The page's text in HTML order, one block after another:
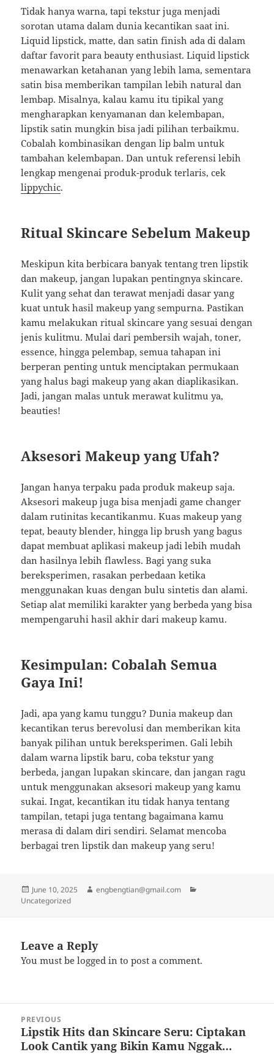
Tidak hanya warna, tapi tekstur juga menjadi
sorotan utama dalam dunia kecantikan saat ini.
Liquid lipstick, matte, dan satin finish ada di dalam
daftar favorit para beauty enthusiast. Liquid lipstick
menawarkan ketahanan yang lebih lama, sementara
satin bisa memberikan tampilan lebih natural dan
lembap. Misalnya, kalau kamu itu tipikal yang
mengharapkan kenyamanan dan kelembapan,
lipstik satin mungkin bisa jadi pilihan terbaikmu.
Cobalah kombinasikan dengan lip balm untuk
tambahan kelembapan. Dan untuk referensi lebih
lengkap mengenai produk-produk terlaris, cek
lippychic.
Ritual Skincare Sebelum Makeup
Meskipun kita berbicara banyak tentang tren lipstik
dan makeup, jangan lupakan pentingnya skincare.
Kulit yang sehat dan terawat menjadi dasar yang
kuat untuk hasil makeup yang sempurna. Pastikan
kamu melakukan ritual skincare yang sesuai dengan
jenis kulitmu. Mulai dari pembersih wajah, toner,
essence, hingga pelembap, semua tahapan ini
berperan penting untuk menciptakan permukaan
yang halus bagi makeup yang akan diaplikasikan.
Jadi, jangan malas untuk merawat kulitmu ya,
beauties!
Aksesori Makeup yang Ufah?
Jangan hanya terpaku pada produk makeup saja.
Aksesori makeup juga bisa menjadi game changer
dalam rutinitas kecantikanmu. Kuas makeup yang
tepat, beauty blender, hingga lip brush yang bagus
dapat membuat aplikasi makeup jadi lebih mudah
dan hasilnya lebih flawless. Bagi yang suka
bereksperimen, rasakan perbedaan ketika
menggunakan kuas dengan bulu sintetis dan alami.
Setiap alat memiliki karakter yang berbeda yang bisa
mempengaruhi hasil akhir dari makeup kamu.
Kesimpulan: Cobalah Semua
Gaya Ini!
Jadi, apa yang kamu tunggu? Dunia makeup dan
kecantikan terus berevolusi dan memberikan kita
banyak pilihan untuk bereksperimen. Gali lebih
dalam warna lipstik baru, coba tekstur yang
berbeda, jangan lupakan skincare, dan jangan ragu
untuk menggunakan aksesori makeup yang kamu
sukai. Ingat, kecantikan itu tidak hanya tentang
tampilan, tetapi juga tentang bagaimana kamu
merasa di dalam diri sendiri. Selamat mencoba
berbagai tren lipstik dan makeup yang seru!
Posted
on
June 10, 2025 Author
engbengtian@gmail.com
Uncategorized
Leave a Reply
You must belogged in to post a comment.
navigation
PREVIOUS
Previous
post:
Lipstik Hits dan Skincare Seru: Ciptakan
Look Cantik yang Bikin Kamu Nggak…